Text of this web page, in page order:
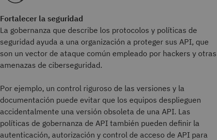
Fortalecer la seguridad
La gobernanza que describe los protocolos y políticas de
seguridad ayuda a una organización a proteger sus API, que
son un vector de ataque común empleado por hackers y otras
amenazas de ciberseguridad.
Por ejemplo, un control riguroso de las versiones y la
documentación puede evitar que los equipos desplieguen
accidentalmente una versión obsoleta de una API. Las
políticas de gobernanza de API también pueden definir la
autenticación, autorización y control de acceso de API para